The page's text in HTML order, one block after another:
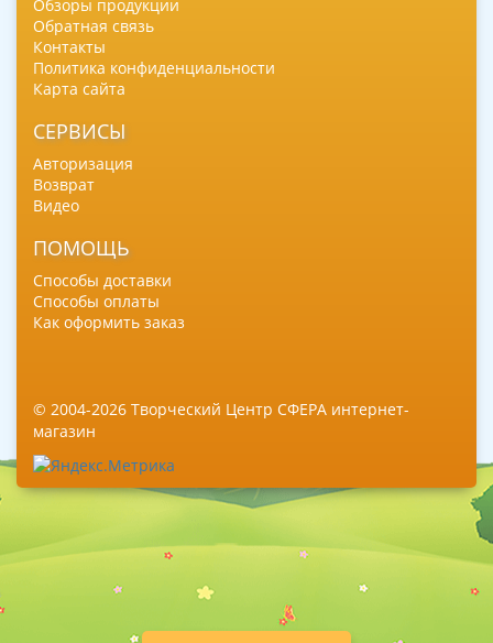
Обзоры продукции
Обратная связь
Контакты
Политика конфиденциальности
Карта сайта
СЕРВИСЫ
Авторизация
Возврат
Видео
ПОМОЩЬ
Способы доставки
Способы оплаты
Как оформить заказ
© 2004-2026 Творческий Центр СФЕРА интернет-
магазин